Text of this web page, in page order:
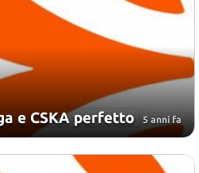
e CSKA perfetto 5 anni fa